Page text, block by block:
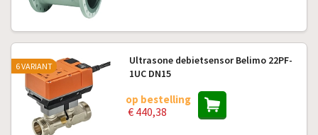
Ultrasone debietsensor Belimo 22PF-
1UC DN15
op bestelling
€ 440,38
6 VARIANT